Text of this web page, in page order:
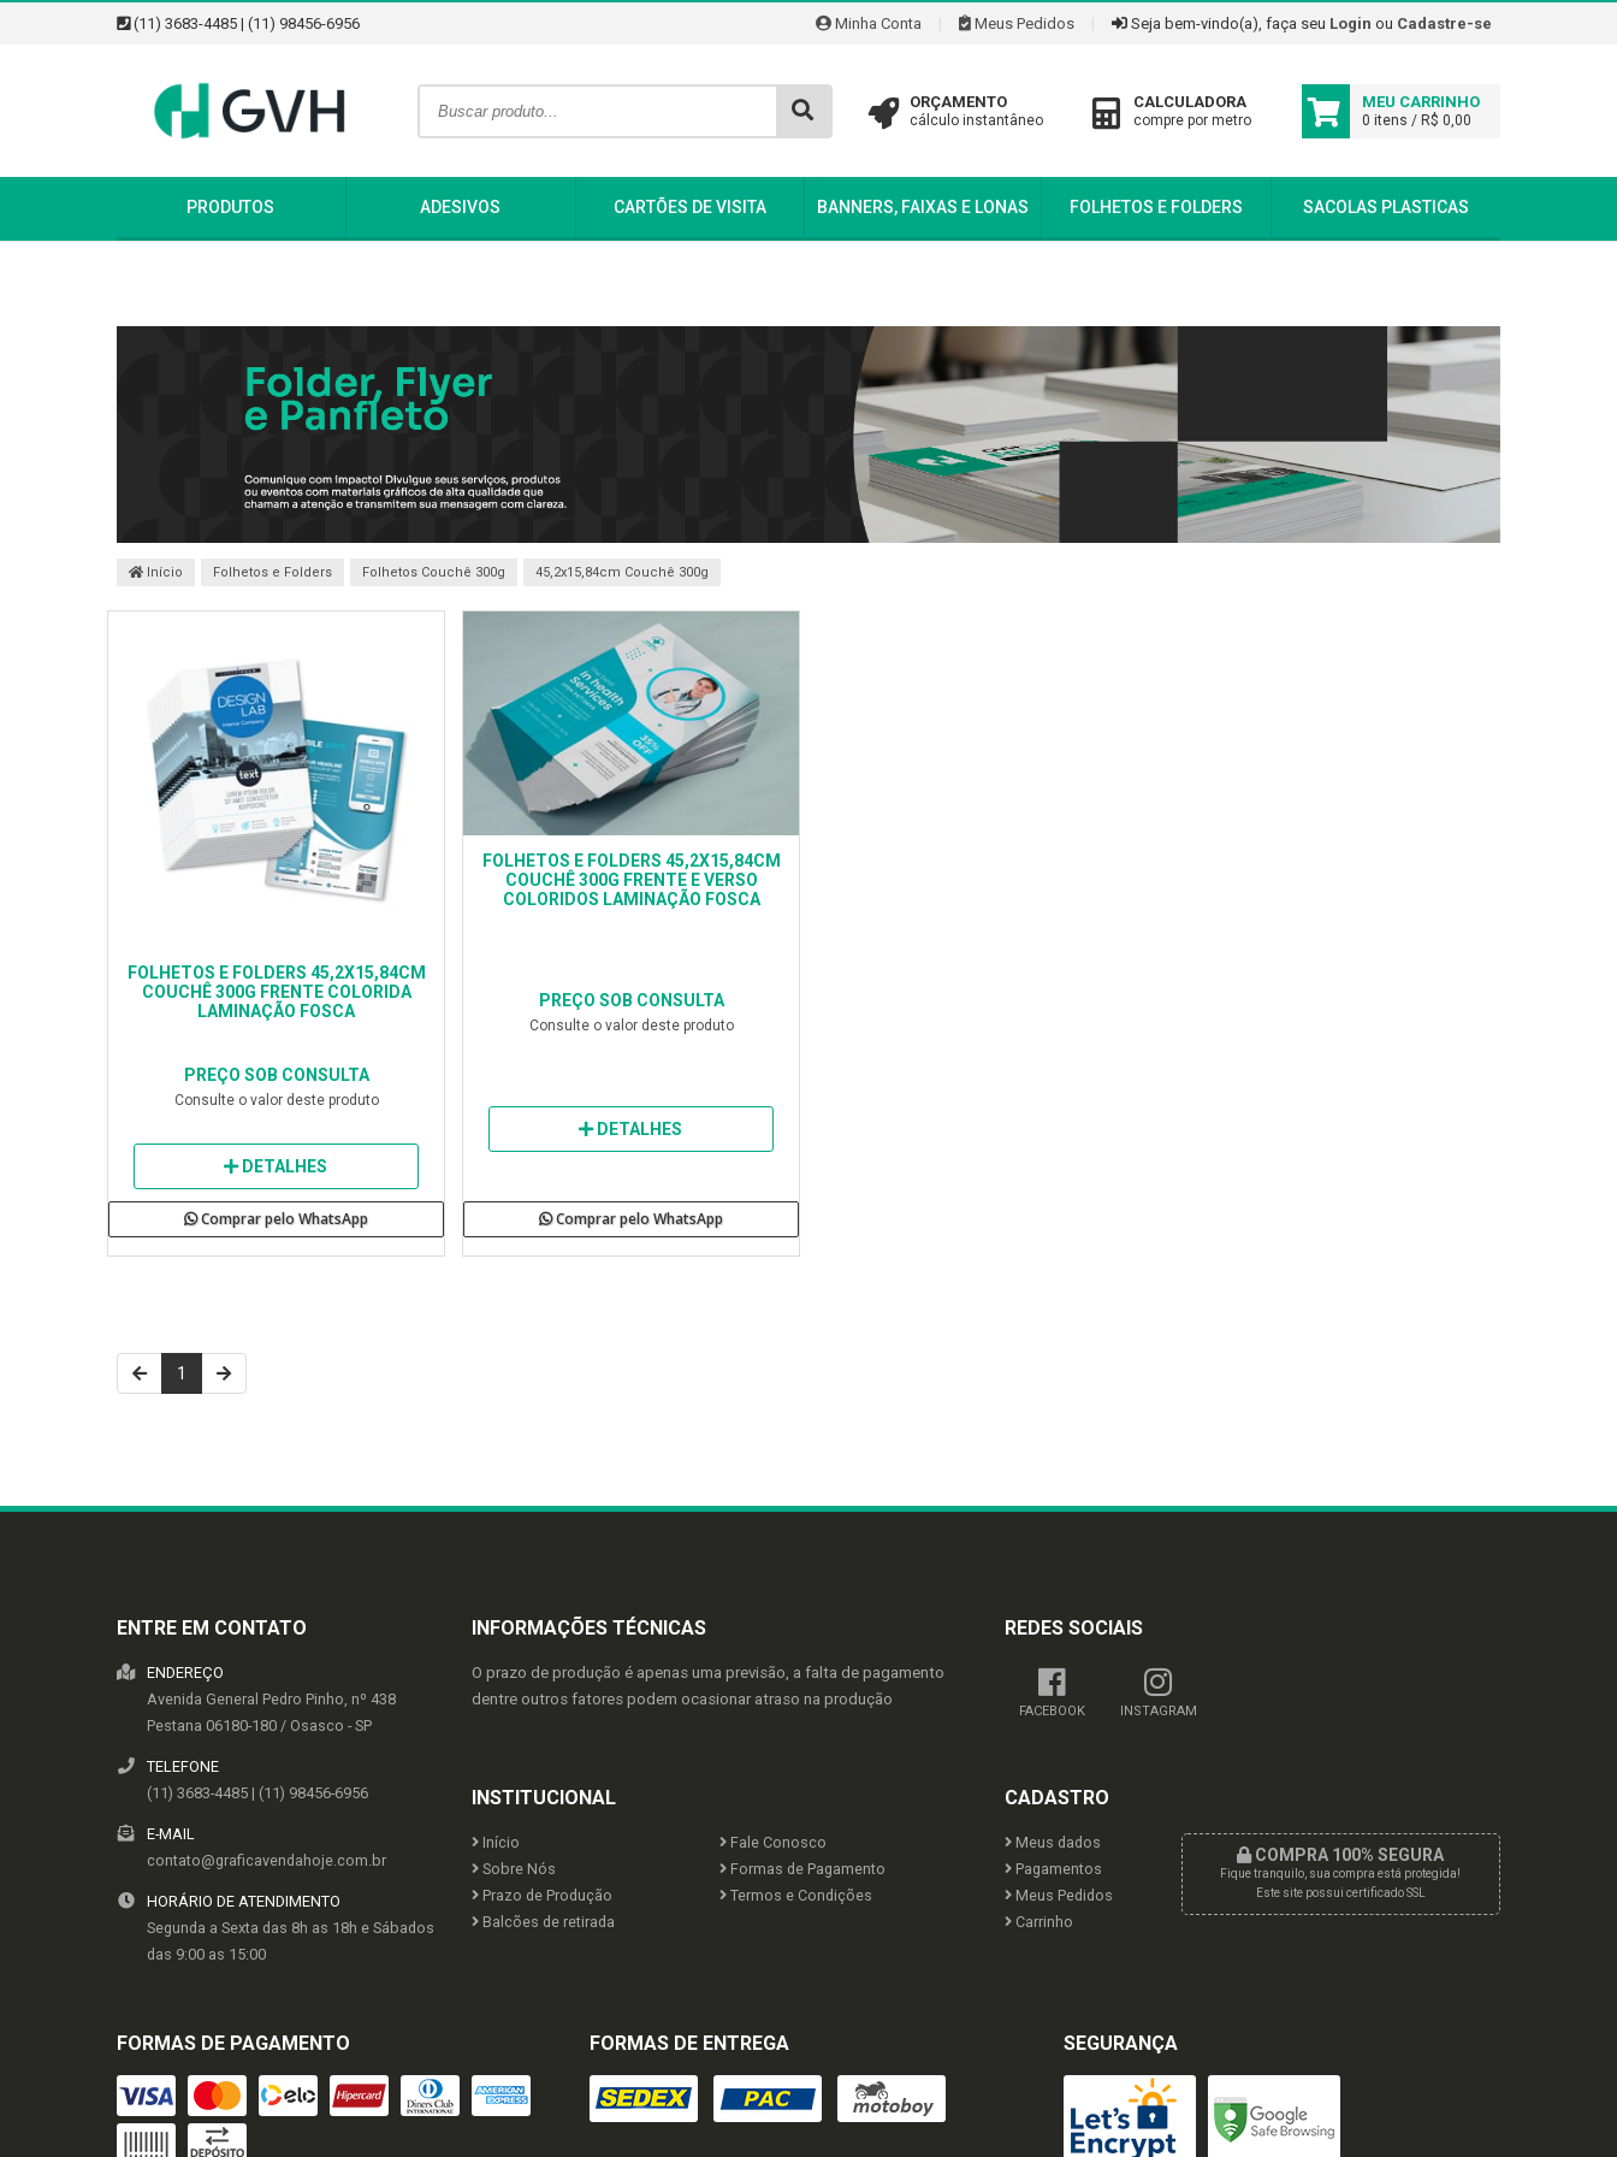
(11) 3683-4485 | (11) 98456-6956 Minha Conta Meus Pedidos Seja bem-vindo(a), faça seu Login ou Cadastre-se
ORÇAMENTO
cálculo instantâneo
CALCULADORA
compre por metro
MEU CARRINHO
0 itens / R$ 0,00
PRODUTOS ADESIVOS CARTÕES DE VISITA BANNERS, FAIXAS E LONAS FOLHETOS E FOLDERS SACOLAS PLASTICAS
Início Folhetos e Folders Folhetos Couchê 300g 45,2x15,84cm Couchê 300g
FOLHETOS E FOLDERS 45,2X15,84CM
COUCHÊ 300G FRENTE COLORIDA
LAMINAÇÃO FOSCA
PREÇO SOB CONSULTA
Consulte o valor deste produto
DETALHES
Comprar pelo WhatsApp
FOLHETOS E FOLDERS 45,2X15,84CM
COUCHÊ 300G FRENTE E VERSO
COLORIDOS LAMINAÇÃO FOSCA
PREÇO SOB CONSULTA
Consulte o valor deste produto
DETALHES
Comprar pelo WhatsApp
1
ENTRE EM CONTATO
ENDEREÇO
Avenida General Pedro Pinho, nº 438
Pestana 06180-180 / Osasco - SP
TELEFONE
(11) 3683-4485 | (11) 98456-6956
E-MAIL
contato@graficavendahoje.com.br
HORÁRIO DE ATENDIMENTO
Segunda a Sexta das 8h as 18h e Sábados
das 9:00 as 15:00
INFORMAÇÕES TÉCNICAS
O prazo de produção é apenas uma previsão, a falta de pagamento
dentre outros fatores podem ocasionar atraso na produção
REDES SOCIAIS
FACEBOOK INSTAGRAM
INSTITUCIONAL
Início
Fale Conosco
Sobre Nós
Formas de Pagamento
Prazo de Produção
Termos e Condições
Balcões de retirada
CADASTRO
Meus dados
Pagamentos
Meus Pedidos
Carrinho
COMPRA 100% SEGURA
Fique tranquilo, sua compra está protegida!
Este site possui certificado SSL
FORMAS DE PAGAMENTO FORMAS DE ENTREGA SEGURANÇA